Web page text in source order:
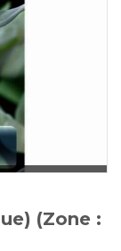
(Zone :